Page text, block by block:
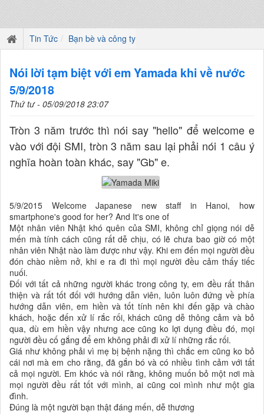
Tin Tức Bạn bè và công ty
Nói lời tạm biệt với em Yamada khi về nước
5/9/2018
Thứ tư - 05/09/2018 23:07
Tròn 3 năm trước thì nói say "hello" để welcome e
vào với đội SMI, tròn 3 năm sau lại phải nói 1 câu ý
nghĩa hoàn toàn khác, say "Gb" e.
5/9/2015 Welcome Japanese new staff in Hanoi, how
smartphone's good for her? And It's one of
Một nhân viên Nhật khó quên của SMI, không chỉ giọng nói dễ
mến mà tính cách cũng rất dễ chịu, có lẽ chưa bao giờ có một
nhân viên Nhật nào làm được như vậy. Khi em đến mọi người đều
đón chào niềm nở, khi e ra đi thì mọi người đều cảm thấy tiếc
nuối.
Đối với tất cả những người khác trong công ty, em đều rất thân
thiện và rất tốt đối với hướng dẫn viên, luôn luôn đứng về phía
hướng dẫn viên, em hiền và tốt tính nên khi đến gặp và chào
khách, hoặc đến xử lí rắc rối, khách cũng dễ thông cảm và bỏ
qua, dù em hiền vậy nhưng ace cũng ko lợi dụng điều đó, mọi
người đều cố gắng để em không phải đi xử lí những rắc rối.
Giá như không phải vì mẹ bị bệnh nặng thì chắc em cũng ko bỏ
cái nơi mà em cho rằng, đã gắn bó và có nhiều tình cảm với tất
cả mọi người. Em khóc và nói rằng, không muốn bỏ một nơi mà
mọi người đều rất tốt với mình, ai cũng coi mình như một gia
đình.
Đúng là một người bạn thật đáng mến, dễ thương